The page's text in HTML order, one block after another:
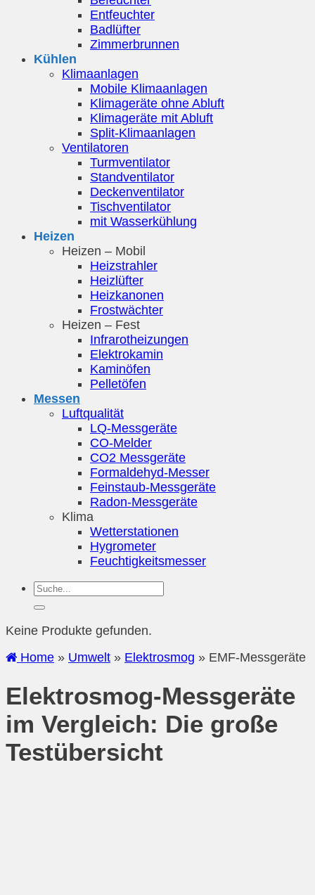
Entfeuchter
Badlüfter
Zimmerbrunnen
Kühlen
Klimaanlagen
Mobile Klimaanlagen
Klimageräte ohne Abluft
Klimageräte mit Abluft
Split-Klimaanlagen
Ventilatoren
Turmventilator
Standventilator
Deckenventilator
Tischventilator
mit Wasserkühlung
Heizen
Heizen – Mobil
Heizstrahler
Heizlüfter
Heizkanonen
Frostwächter
Heizen – Fest
Infrarotheizungen
Elektrokamin
Kaminöfen
Pelletöfen
Messen
Luftqualität
LQ-Messgeräte
CO-Melder
CO2 Messgeräte
Formaldehyd-Messer
Feinstaub-Messgeräte
Radon-Messgeräte
Klima
Wetterstationen
Hygrometer
Feuchtigkeitsmesser
Keine Produkte gefunden.
Home » Umwelt » Elektrosmog » EMF-Messgeräte
Elektrosmog-Messgeräte
im Vergleich: Die große
Testübersicht